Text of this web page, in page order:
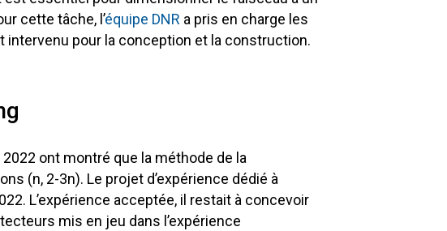
cette tâche, l’équipe DNR a pris en charge les
intervenu pour la conception et la construction.
ont montré que la méthode de la
(n, 2-3n). Le projet d’expérience dédié à
L’expérience acceptée, il restait à concevoir
mis en jeu dans l’expérience